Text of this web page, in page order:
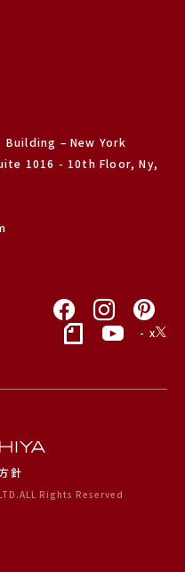
– New York
1016 - 10th Floor, Ny,
- x
針
Rights Reserved